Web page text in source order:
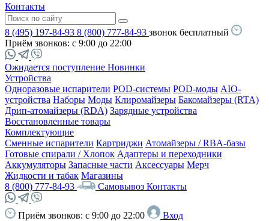
Контакты
8 (495) 197-84-93 8 (800) 777-84-93 звонок бесплатный
Приём звонков: с 9:00 до 22:00
Ожидается поступление Новинки
Устройства
Одноразовые испарители POD-системы POD-моды AIO-
устройства Наборы Моды Клиромайзеры Бакомайзеры (RTA)
Дрип-атомайзеры (RDA) Зарядные устройства
Восстановленные товары
Комплектующие
Сменные испарители Картриджи Атомайзеры / RBA-базы
Готовые спирали / Хлопок Адаптеры и переходники
Аккумуляторы Запасные части Аксессуары Мерч
Жидкости и табак Магазины
8 (800) 777-84-93
Самовывоз Контакты
Приём звонков: с 9:00 до 22:00 Вход